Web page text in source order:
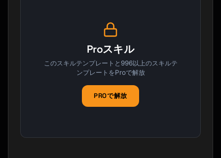
Proスキル
このスキルテンプレートと996以上のスキルテ
ンプレートをProで解放
PROで解放